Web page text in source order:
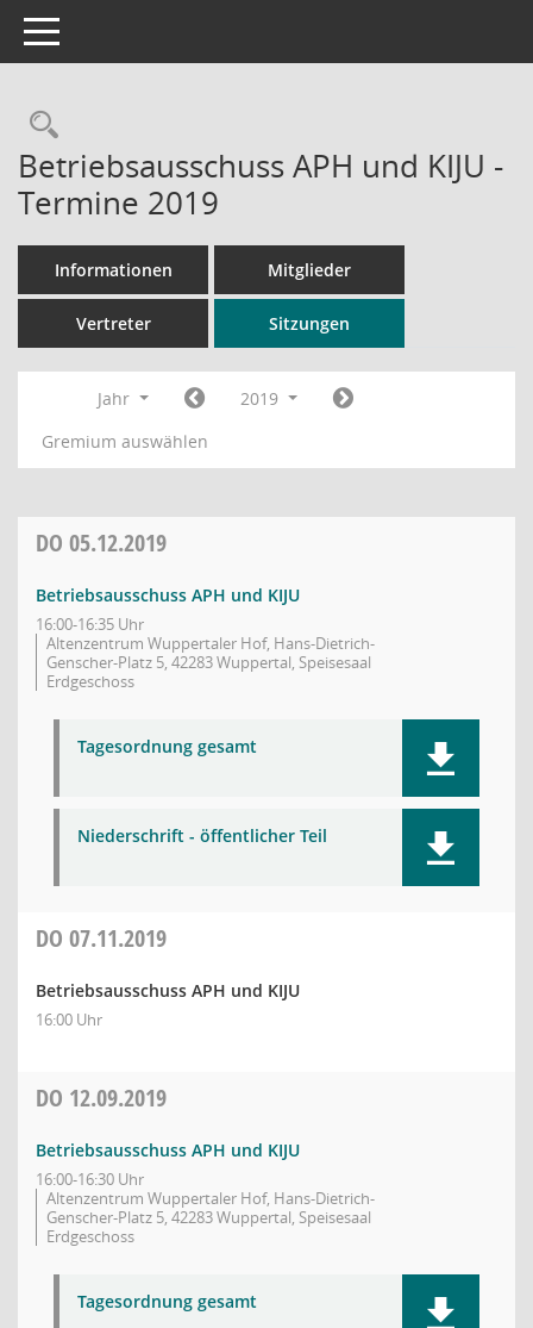
Toggle navigation
Rechercheauswahl
Betriebsausschuss APH und KIJU -
Termine 2019
Informationen Mitglieder
Vertreter Sitzungen
Jahr
2019
Gremium auswählen
DO 05.12.2019
Betriebsausschuss APH und KIJU
16:00-16:35 Uhr
Altenzentrum Wuppertaler Hof, Hans-Dietrich-
Genscher-Platz 5, 42283 Wuppertal, Speisesaal
Erdgeschoss
Tagesordnung gesamt
Niederschrift - öffentlicher Teil
DO 07.11.2019
Betriebsausschuss APH und KIJU
16:00 Uhr
DO 12.09.2019
Betriebsausschuss APH und KIJU
16:00-16:30 Uhr
Altenzentrum Wuppertaler Hof, Hans-Dietrich-
Genscher-Platz 5, 42283 Wuppertal, Speisesaal
Erdgeschoss
Tagesordnung gesamt